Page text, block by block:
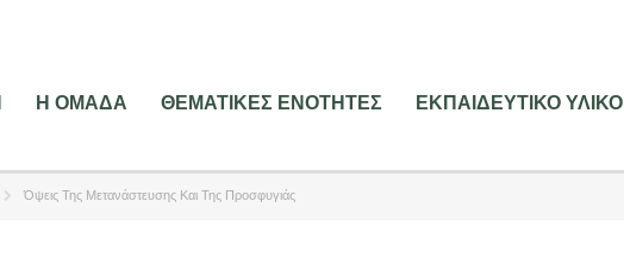
Η ΟΜΑΔΑ ΘΕΜΑΤΙΚΕΣ ΕΝΟΤΗΤΕΣ ΕΚΠΑΙΔΕΥΤΙΚΟ ΥΛΙΚΟ
Όψεις Της Μετανάστευσης Και Της Προσφυγιάς